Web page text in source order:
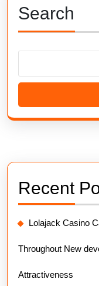
Search
Recent
Lolajack Casino
Throughout New
Attractiveness